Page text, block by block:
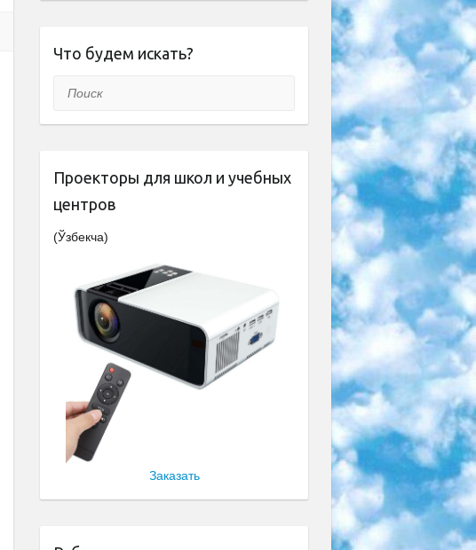
Что будем искать?
Поиск
Проекторы для школ и учебных
центров
(Ўзбекча)
Заказать